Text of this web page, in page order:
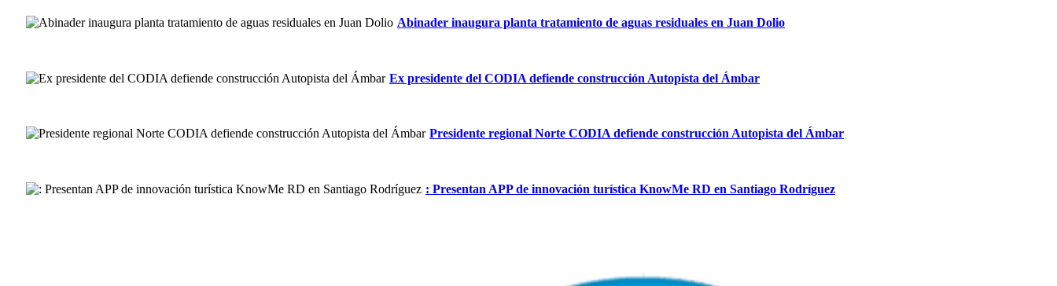
Abinader inaugura planta tratamiento de aguas residuales en Juan Dolio
Ex presidente del CODIA defiende construcción Autopista del Ámbar
Presidente regional Norte CODIA defiende construcción Autopista del Ámbar
: Presentan APP de innovación turística KnowMe RD en Santiago Rodríguez